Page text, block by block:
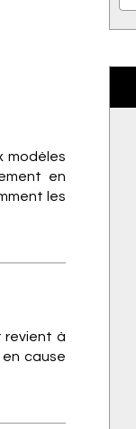
modèles
en
les
revient à
cause